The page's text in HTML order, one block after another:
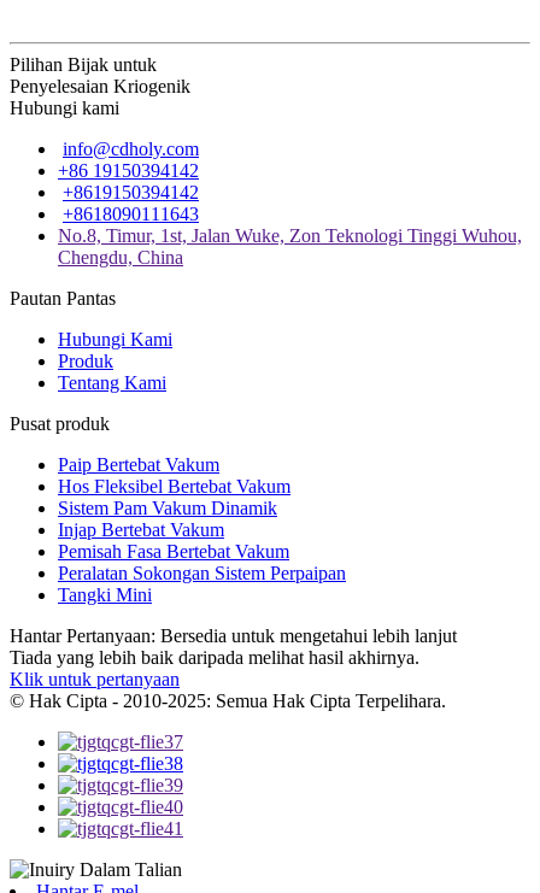
Pilihan Bijak untuk
Penyelesaian Kriogenik
Hubungi kami
info@cdholy.com
+86 19150394142
+8619150394142
+8618090111643
No.8, Timur, 1st, Jalan Wuke, Zon Teknologi Tinggi Wuhou,
Chengdu, China
Pautan Pantas
Hubungi Kami
Produk
Tentang Kami
Pusat produk
Paip Bertebat Vakum
Hos Fleksibel Bertebat Vakum
Sistem Pam Vakum Dinamik
Injap Bertebat Vakum
Pemisah Fasa Bertebat Vakum
Peralatan Sokongan Sistem Perpaipan
Tangki Mini
Hantar Pertanyaan: Bersedia untuk mengetahui lebih lanjut
Tiada yang lebih baik daripada melihat hasil akhirnya.
Klik untuk pertanyaan
© Hak Cipta - 2010-2025: Semua Hak Cipta Terpelihara.